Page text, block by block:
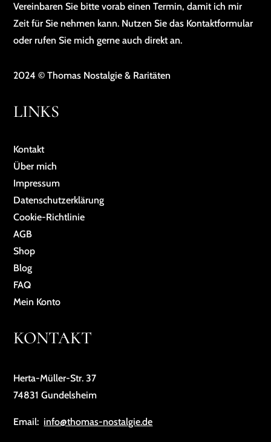
Vereinbaren Sie bitte vorab einen Termin, damit ich mir
Zeit für Sie nehmen kann. Nutzen Sie das Kontaktformular
oder rufen Sie mich gerne auch direkt an.
2024 © Thomas Nostalgie & Raritäten
LINKS
Kontakt
Über mich
Impressum
Da­ten­schutz­er­klä­rung
Cookie-Richtlinie
AGB
Shop
Blog
FAQ
Mein Konto
KONTAKT
Herta-Müller-Str. 37
74831 Gundelsheim
Email: info@thomas-nostalgie.de